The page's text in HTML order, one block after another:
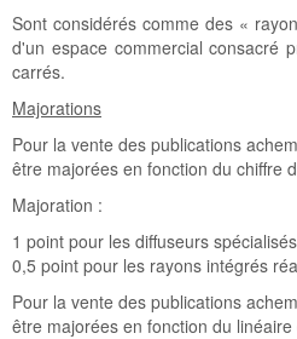
Sont considérés comme des «
d'un espace commercial consacré
carrés.
Majorations
Pour la vente des publications
être majorées en fonction du chiffre
Majoration :
1 point pour les diffuseurs
0,5 point pour les rayons intégrés
Pour la vente des publications
être majorées en fonction du linéaire